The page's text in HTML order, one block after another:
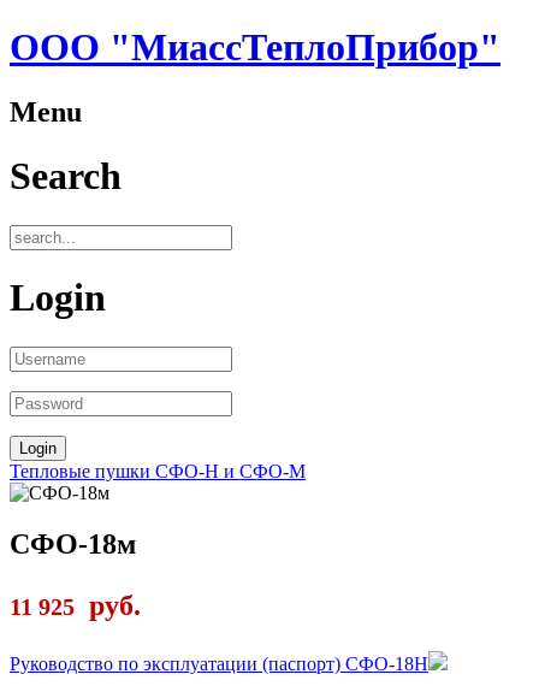
ООО "МиассТеплоПрибор"
Menu
Search
Login
Тепловые пушки СФО-Н и СФО-М
СФО-18м
11 925 руб.
Руководство по эксплуатации (паспорт) СФО-18Н